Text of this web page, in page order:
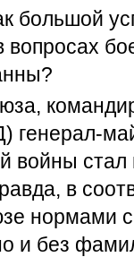
большой
вопросах
генерал-
войны стал
в
нормами
и без